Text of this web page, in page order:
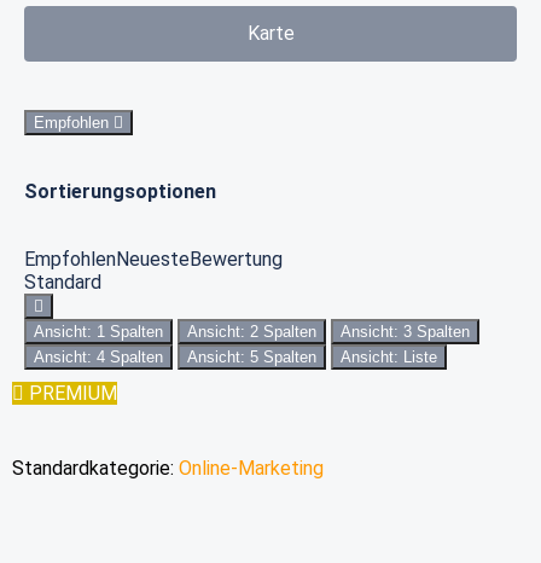
Karte
Empfohlen
Sortierungsoptionen
EmpfohlenNeuesteBewertung
Standard
Ansicht: 1 Spalten Ansicht: 2 Spalten
Ansicht: 3 Spalten
Ansicht: 4 Spalten
Ansicht: 5 Spalten Ansicht: Liste
PREMIUM
Standardkategorie: Online-Marketing